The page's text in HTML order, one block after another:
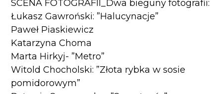
SCENA FOTOGRAFII_Dwa bieguny fotografii:
Łukasz Gawroński: ”Halucynacje”
Paweł Piaskiewicz
Katarzyna Choma
Marta Hirkyj- ”Metro”
Witold Chocholski: ”Złota rybka w sosie
pomidorowym”